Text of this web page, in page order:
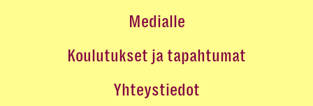
Medialle
Koulutukset ja tapahtumat
Yhteystiedot